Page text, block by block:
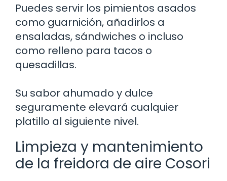
Puedes servir los pimientos asados
como guarnición, añadirlos a
ensaladas, sándwiches o incluso
como relleno para tacos o
quesadillas.
Su sabor ahumado y dulce
seguramente elevará cualquier
platillo al siguiente nivel.
Limpieza y mantenimiento
de la freidora de aire Cosori